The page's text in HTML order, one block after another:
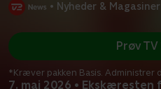
• Nyheder & Magasiner
7. maj 2026 • Ekskæresten
Prøv
*Kræver pakken Basis. Administrer